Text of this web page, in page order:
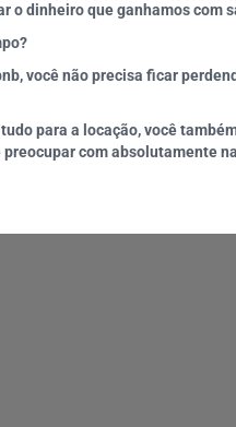
dinheiro que ganhamos com
você não precisa ficar
para a locação, você
com absolutamente